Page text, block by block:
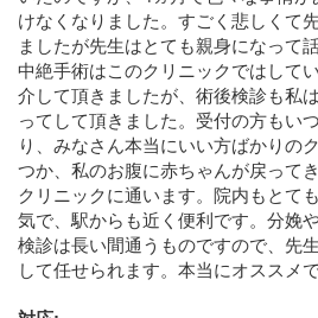
けなくなりました。すごく悲しくて
ましたが先生はとても親身になって
中絶手術はこのクリニックではして
介して頂きましたが、術後検診も私
ってして頂きました。受付の方もい
り、みなさん本当にいい方ばかりの
つか、私のお腹に赤ちゃんが戻って
クリニックに通います。院内もとて
気で、駅からも近く便利です。分娩
検診は長い間通うものですので、先
して任せられます。本当にオススメで